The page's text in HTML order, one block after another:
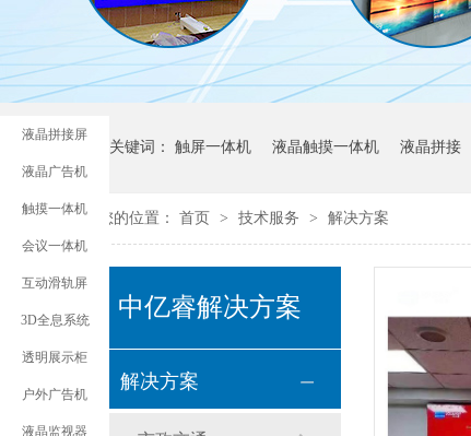
热门关键词： 触屏一体机 液晶触摸一体机 液晶拼接
广告机代理
您的位置： 首页 > 技术服务 > 解决方案
中亿睿解决方案
解决方案
液晶拼接屏
液晶广告机
触摸一体机
会议一体机
互动滑轨屏
3D全息系统
透明展示柜
户外广告机
液晶监视器